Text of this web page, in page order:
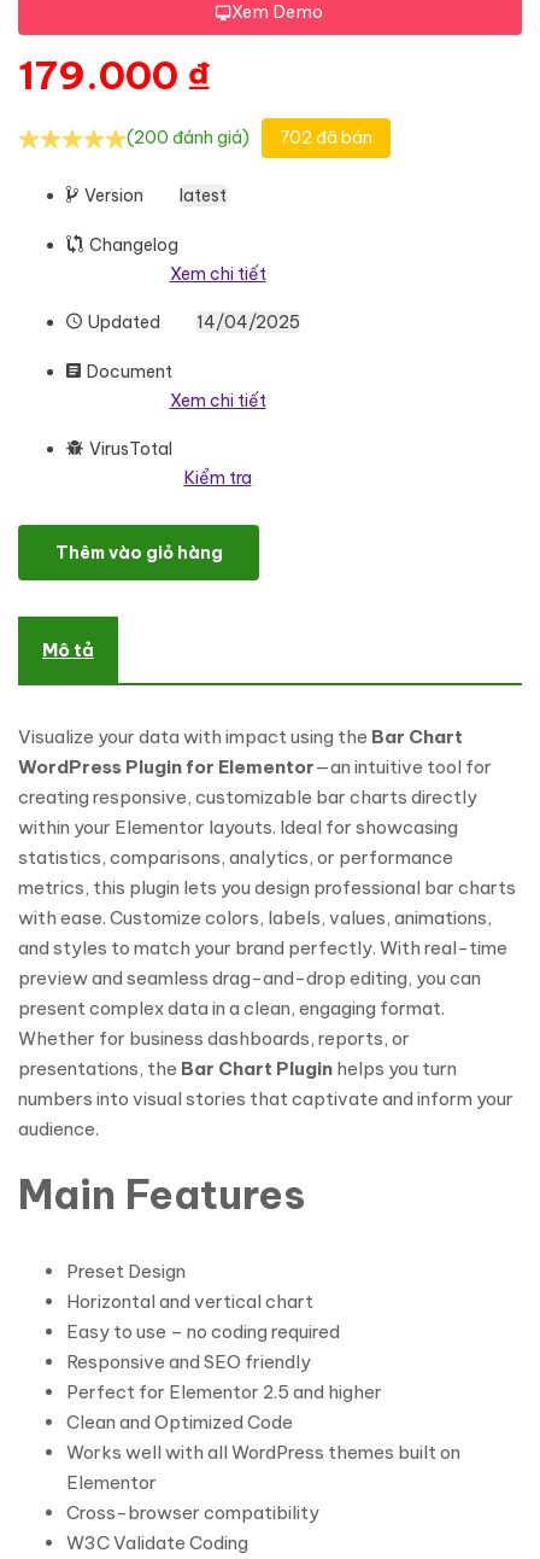
Xem Demo
179.000 ₫
(200 đánh giá) 702 đã bán
Version latest
Changelog
Xem chi tiết
Updated 14/04/2025
Document
Xem chi tiết
VirusTotal
Kiểm tra
Bar Chart WordPress Plugin For Elementor số lượng
Thêm vào giỏ hàng
Mô tả
Visualize your data with impact using the Bar Chart
WordPress Plugin for Elementor—an intuitive tool for
creating responsive, customizable bar charts directly
within your Elementor layouts. Ideal for showcasing
statistics, comparisons, analytics, or performance
metrics, this plugin lets you design professional bar charts
with ease. Customize colors, labels, values, animations,
and styles to match your brand perfectly. With real-time
preview and seamless drag-and-drop editing, you can
present complex data in a clean, engaging format.
Whether for business dashboards, reports, or
presentations, the Bar Chart Plugin helps you turn
numbers into visual stories that captivate and inform your
audience.
Main Features
Preset Design
Horizontal and vertical chart
Easy to use – no coding required
Responsive and SEO friendly
Perfect for Elementor 2.5 and higher
Clean and Optimized Code
Works well with all WordPress themes built on
Elementor
Cross-browser compatibility
W3C Validate Coding